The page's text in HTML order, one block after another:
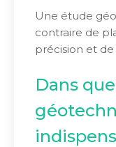
Une étude
contraire de
précision et de
Dans